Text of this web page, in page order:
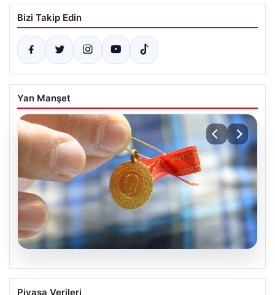
Bizi Takip Edin
Yan Manşet
05.08.2026
Altın fiyatları canlı 8 Nisan 2026: Altın
Piyasa Verileri